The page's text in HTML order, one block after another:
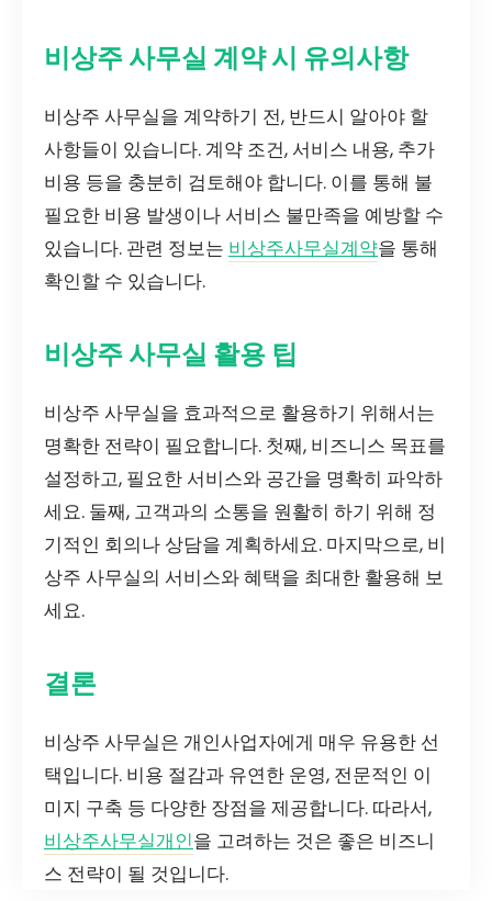
비상주 사무실 계약 시 유의사항
비상주 사무실을 계약하기 전, 반드시 알아야 할
사항들이 있습니다. 계약 조건, 서비스 내용, 추가
비용 등을 충분히 검토해야 합니다. 이를 통해 불
필요한 비용 발생이나 서비스 불만족을 예방할 수
있습니다. 관련 정보는 비상주사무실계약을 통해
확인할 수 있습니다.
비상주 사무실 활용 팁
비상주 사무실을 효과적으로 활용하기 위해서는
명확한 전략이 필요합니다. 첫째, 비즈니스 목표를
설정하고, 필요한 서비스와 공간을 명확히 파악하
세요. 둘째, 고객과의 소통을 원활히 하기 위해 정
기적인 회의나 상담을 계획하세요. 마지막으로, 비
상주 사무실의 서비스와 혜택을 최대한 활용해 보
세요.
결론
비상주 사무실은 개인사업자에게 매우 유용한 선
택입니다. 비용 절감과 유연한 운영, 전문적인 이
미지 구축 등 다양한 장점을 제공합니다. 따라서,
비상주사무실개인을 고려하는 것은 좋은 비즈니
스 전략이 될 것입니다.